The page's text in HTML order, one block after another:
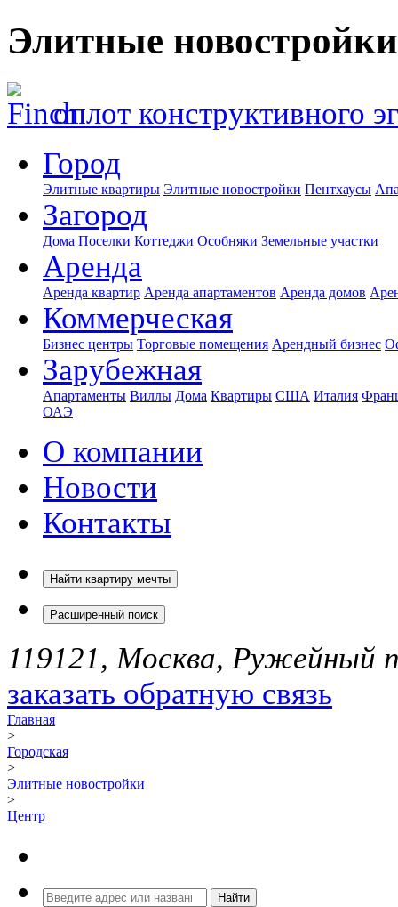
Элитные
оплот конструктивного
Город
Элитные квартиры Элитные новостройки Пентхаусы
Загород
Дома Поселки Коттеджи Особняки Земельные участки
Аренда
Аренда квартир Аренда апартаментов Аренда домов
Коммерческая
Бизнес центры Торговые помещения Арендный бизнес
Зарубежная
Апартаменты Виллы Дома Квартиры США Италия
ОАЭ
О компании
Новости
Контакты
Найти квартиру мечты
Расширенный поиск
119121, Москва, Ружейный
заказать обратную связь
Главная
>
Городская
>
Элитные новостройки
>
Центр